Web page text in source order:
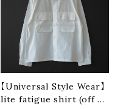
【Universal Style Wear】
lite fatigue shirt (off w